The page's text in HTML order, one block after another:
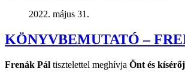
2022. május 31.
KÖNYVBEMUTATÓ –
Frenák Pál tisztelettel meghívja Önt és